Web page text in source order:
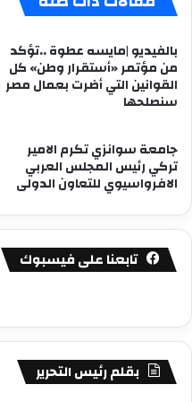
بالفيديو |مايسه عطوة ..تؤكد
من مؤتمر «أستقرار وطن» كل
القوانين التي أضرت بعمال مصر
سنصلحها
جامعة سوانزي تكرم الامير
تركي رئيس المجلس العربي
الافرواسيوي للتعاون الدولى
تابعنا على فيسبوك
بقلم رئيس التحرير